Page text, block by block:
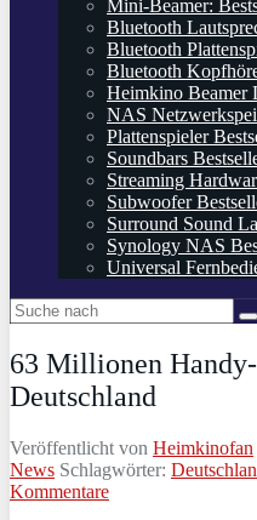
Mini-Beamer:
Bluetooth
Bluetooth
Bluetooth
Heimkino Beamer
NAS
Plattenspieler
Soundbars
Streaming
Subwoofer
Surround Sound
Synology NAS
Universal
63 Millionen
Deutschland
Veröffentlicht von Heimkinofan
News Schlagwörter:
Kommentare